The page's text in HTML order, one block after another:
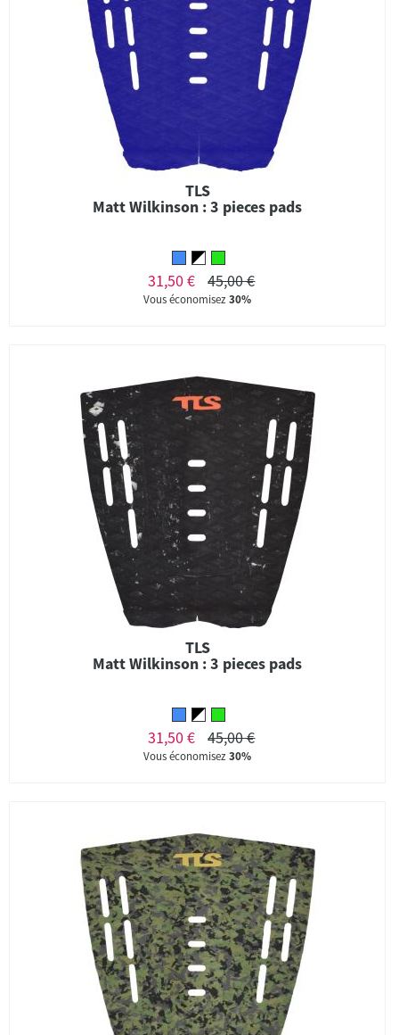
TLS
Matt Wilkinson : 3 pieces pads
31,50 € 45,00 €
Vous économisez30%
TLS
Matt Wilkinson : 3 pieces pads
31,50 € 45,00 €
Vous économisez30%